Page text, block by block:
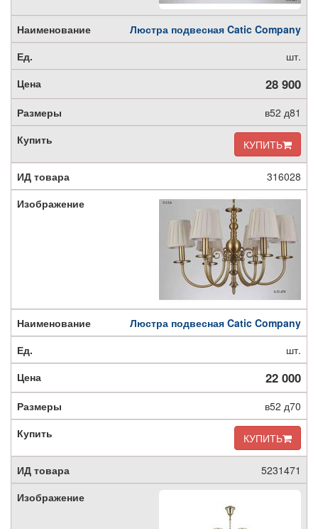
Люстра подвесная Catic Company
шт.
28 900
в52 д81
КУПИТЬ
316028
Люстра подвесная Catic Company
шт.
22 000
в52 д70
КУПИТЬ
5231471